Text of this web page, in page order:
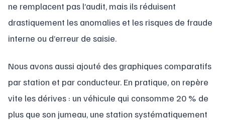
ne remplacent pas l’audit, mais ils réduisent
drastiquement les anomalies et les risques de fraude
interne ou d’erreur de saisie.
Nous avons aussi ajouté des graphiques comparatifs
par station et par conducteur. En pratique, on repère
vite les dérives : un véhicule qui consomme 20 % de
plus que son jumeau, une station systématiquement